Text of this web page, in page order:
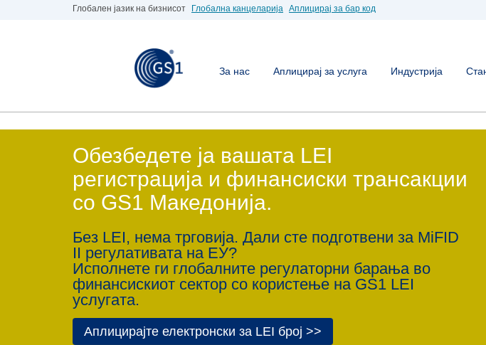
Глобален јазик на бизнисот Глобална канцеларија Аплицирај за бар код
За нас Аплицирај за услуга Индустрија
Обезбедете ја вашата LEI
регистрација и финансиски трансакции
со GS1 Македонија.
Без LEI, нема трговија. Дали сте подготвени за MiFID
II регулативата на ЕУ?
Исполнете ги глобалните регулаторни барања во
финансискиот сектор со користење на GS1 LEI
услугата.
Аплицирајте електронски за LEI број >>